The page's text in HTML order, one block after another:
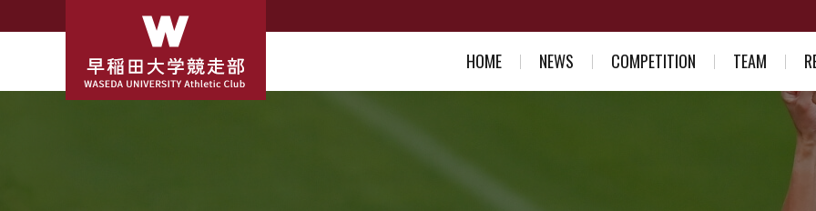
HOME NEWS COMPETITION TEAM
スタッフ紹介
入部を考
競走部へ